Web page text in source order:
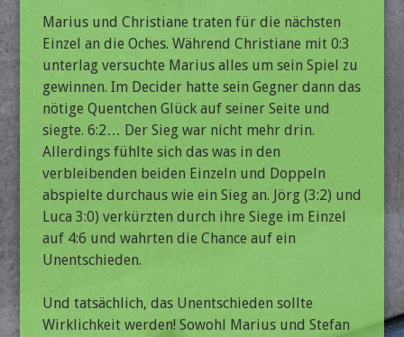
Marius und Christiane traten für die nächsten
Einzel an die Oches. Während Christiane mit 0:3
unterlag versuchte Marius alles um sein Spiel zu
gewinnen. Im Decider hatte sein Gegner dann das
nötige Quentchen Glück auf seiner Seite und
siegte. 6:2… Der Sieg war nicht mehr drin.
Allerdings fühlte sich das was in den
verbleibenden beiden Einzeln und Doppeln
abspielte durchaus wie ein Sieg an. Jörg (3:2) und
Luca 3:0) verkürzten durch ihre Siege im Einzel
auf 4:6 und wahrten die Chance auf ein
Unentschieden.
Und tatsächlich, das Unentschieden sollte
Wirklichkeit werden! Sowohl Marius und Stefan